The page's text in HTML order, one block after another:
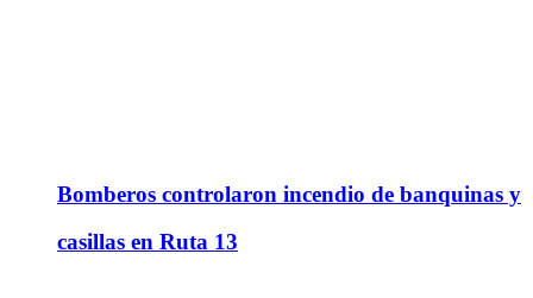
Bomberos controlaron incendio de banquinas y
casillas en Ruta 13